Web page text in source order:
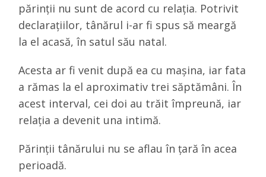
părinții nu sunt de acord cu relația. Potrivit
declarațiilor, tânărul i-ar fi spus să meargă
la el acasă, în satul său natal.
Acesta ar fi venit după ea cu mașina, iar fata
a rămas la el aproximativ trei săptămâni. În
acest interval, cei doi au trăit împreună, iar
relația a devenit una intimă.
Părinții tânărului nu se aflau în țară în acea
perioadă.